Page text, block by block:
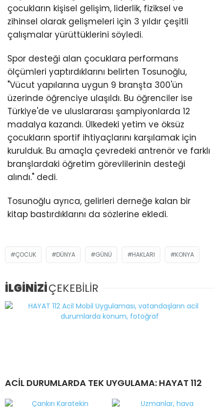
çocukların kişisel gelişim, liderlik, fiziksel ve
zihinsel olarak gelişmeleri için 3 yıldır çeşitli
çalışmalar yürüttüklerini söyledi.
Spor desteği alan çocuklara performans
ölçümleri yaptırdıklarını belirten Tosunoğlu,
"Vücut yapılarına uygun 9 branşta 300'ün
üzerinde öğrenciye ulaşıldı. Bu öğrenciler ise
Türkiye'de ve uluslararası şampiyonlarda 12
madalya kazandı. Ülkedeki yetim ve öksüz
çocukların sportif ihtiyaçlarını karşılamak için
kurulduk. Bu amaçla çevredeki antrenör ve farklı
branşlardaki öğretim görevlilerinin desteği
alındı." dedi.
Tosunoğlu ayrıca, gelirleri derneğe kalan bir
kitap bastırdıklarını da sözlerine ekledi.
ÇOCUK DÜNYA GÜNÜ HAKLARI KONYA
İLGİNİZİÇEKEBİLİR
ACİL DURUMLARDA TEK UYGULAMA: HAYAT 112